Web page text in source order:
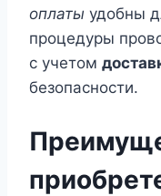
оплаты удобны
процедуры
с учетом
безопасности.